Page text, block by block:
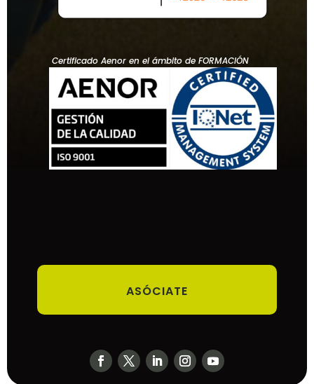
Certificado Aenor en el ámbito de FORMACIÓN
ASÓCIATE